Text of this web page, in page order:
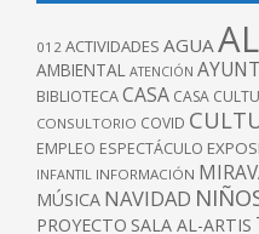
012 ACTIVIDADES AGUA
AMBIENTAL ATENCIÓN
BIBLIOTECACASA CASA
CONSULTORIO COVID
EMPLEO ESPECTÁCULO
INFANTIL INFORMACIÓN
MÚSICA NAVIDAD
PROYECTO SALA AL-ARTIS